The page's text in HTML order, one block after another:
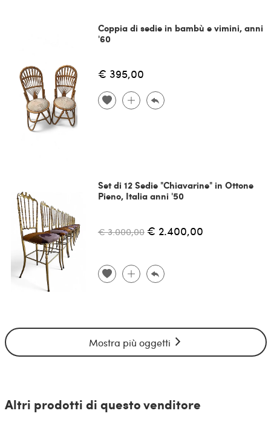
Coppia di sedie in bambù e vimini, anni
'60
€ 395,00
Set di 12 Sedie "Chiavarine" in Ottone
Pieno, Italia anni '50
€ 3.000,00 € 2.400,00
Mostra più oggetti
Altri prodotti di questo venditore